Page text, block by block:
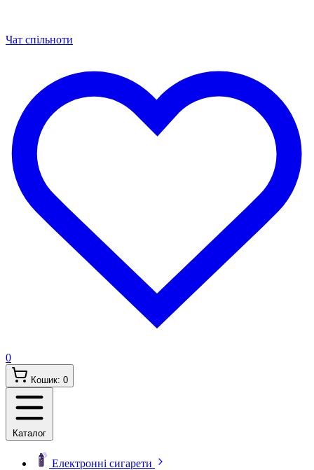
Чат спільноти
0
Кошик: 0
Каталог
Електронні сигарети